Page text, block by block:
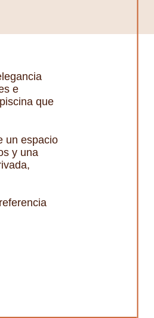
e
que
un espacio
y una